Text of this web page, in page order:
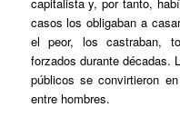
casos los obligaban a
el peor, los castraban,
forzados durante décadas.
públicos se convirtieron
entre hombres.